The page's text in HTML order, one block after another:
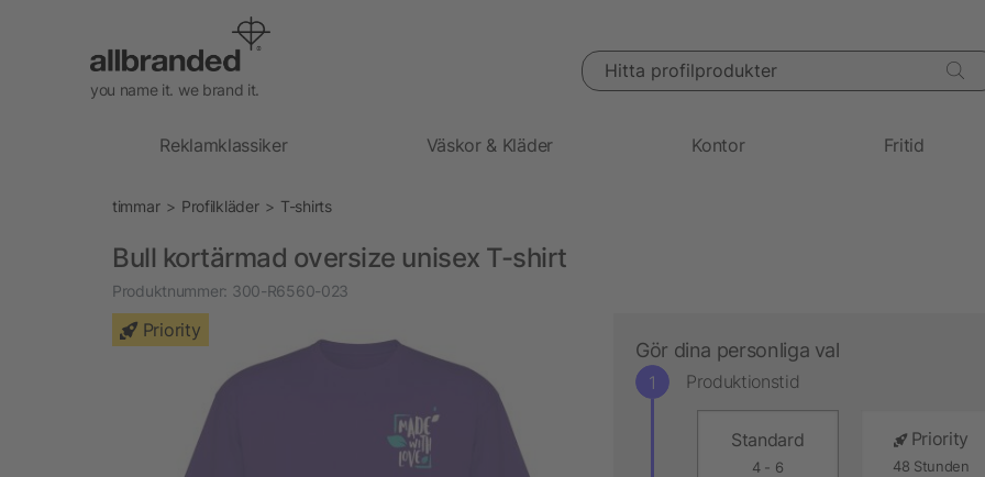
you name it. we brand it.
Hitta profilprodukter
Reklamklassiker Väskor & Kläder Kontor Fritid
timmar Profilkläder T-shirts
Bull kortärmad oversize unisex T-shirt
Produktnummer: 300-R6560-023
Priority
Gör dina personliga val
Produktionstid
Standard
4 - 6
Priority
48 Stunden